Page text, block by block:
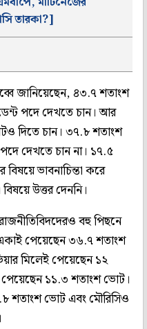
তারকা?]
জানিয়েছেন, ৪৩.৭ শতাংশ
পদে দেখতে চান। আর
দিতে চান। ৩৭.৮ শতাংশ
দেখতে চান না। ১৭.৫
ভাবনাচিন্তা করে
উত্তর দেননি।
বহু পিছনে
পেয়েছেন ৩৬.৭ শতাংশ
মিলেই পেয়েছেন ১২
পেয়েছেন ১১.৩ শতাংশ ভোট।
শতাংশ ভোট এবং মৌরিসিও